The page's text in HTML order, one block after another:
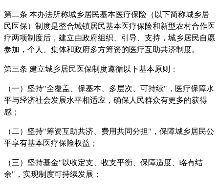
第二条 本办法所称城乡居民基本医疗保险（以下简称城乡居
民医保）制度是整合城镇居民基本医疗保险和新型农村合作医
疗两项制度后，建立由政府组织、引导、支持，城乡居民自愿
参加，个人、集体和政府多方筹资的医疗互助共济制度。
第三条 建立城乡居民医保制度遵循以下基本原则：
（一）坚持"全覆盖、保基本、多层次、可持续"，医疗保障水
平与经济社会发展水平相适应，确保人民群众有更多的获得
感；
（二）坚持"筹资互助共济、费用共同分担"，保障城乡居民公
平享有基本医疗保险权益；
（三）坚持基金"以收定支、收支平衡、保障适度、略有结
余"，实现制度可持续发展；